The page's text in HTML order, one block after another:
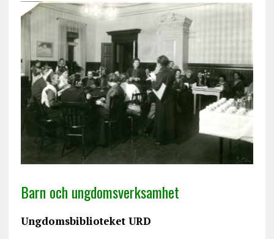
Barn och ungdomsverksamhet
Ungdomsbiblioteket URD